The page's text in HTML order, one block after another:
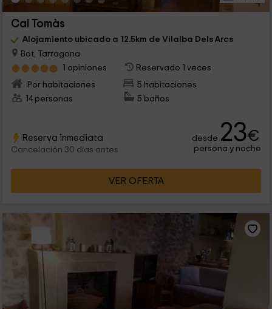
Cal Tomàs
Alojamiento ubicado a 12.5km de Vilalba Dels Arcs
Bot, Tarragona
1 opiniones
Reservado 1 veces
Por habitaciones
5 habitaciones
14 personas
5 baños
Reserva inmediata
Cancelación 30 días antes
desde 23€
persona y noche
VER OFERTA